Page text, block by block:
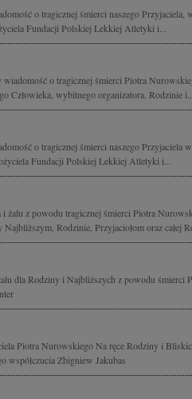
o tragicznej śmierci naszego Przyjaciela,
Fundacji Polskiej Lekkiej Atletyki i...
o tragicznej śmierci Piotra
Człowieka, wybitnego organizatora. Rodzinie
o tragicznej śmierci naszego Przyjaciela
Fundacji Polskiej Lekkiej Atletyki i...
i żalu z powodu tragicznej śmierci Piotra
Rodzinie, Przyjaciołom oraz całej
dla Rodziny i Najbliższych z powodu śmierci
Piotra Nurowskiego Na ręce Rodziny i
współczucia Zbigniew Jakubas